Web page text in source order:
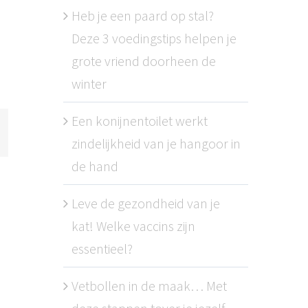
Heb je een paard op stal?
Deze 3 voedingstips helpen je
grote vriend doorheen de
winter
Een konijnentoilet werkt
zindelijkheid van je hangoor in
de hand
Leve de gezondheid van je
kat! Welke vaccins zijn
essentieel?
Vetbollen in de maak… Met